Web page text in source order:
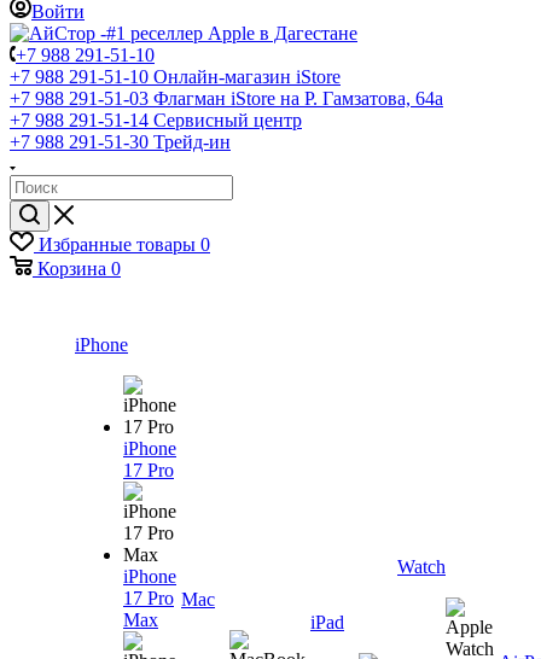
Войти
+7 988 291-51-10
+7 988 291-51-10 Онлайн-магазин iStore
+7 988 291-51-03 Флагман iStore на Р. Гамзатова, 64а
+7 988 291-51-14 Сервисный центр
+7 988 291-51-30 Трейд-ин
Избранные товары 0
Корзина 0
iPhone
iPhone
17 Pro
iPhone
17 Pro
Max
Mac
iPad
Watch